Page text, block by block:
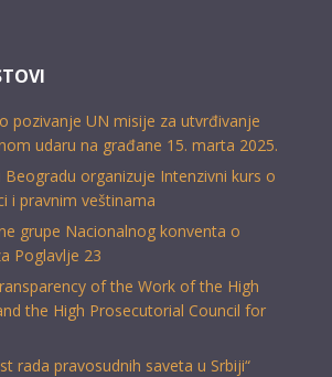
pozivanje UN misije za utvrđivanje
udaru na građane 15. marta 2025.
organizuje Intenzivni kurs o
i pravnim veštinama
grupe Nacionalnog konventa o
Poglavlje 23
of the Work of the High
the High Prosecutorial Council for
rada pravosudnih saveta u Srbiji“